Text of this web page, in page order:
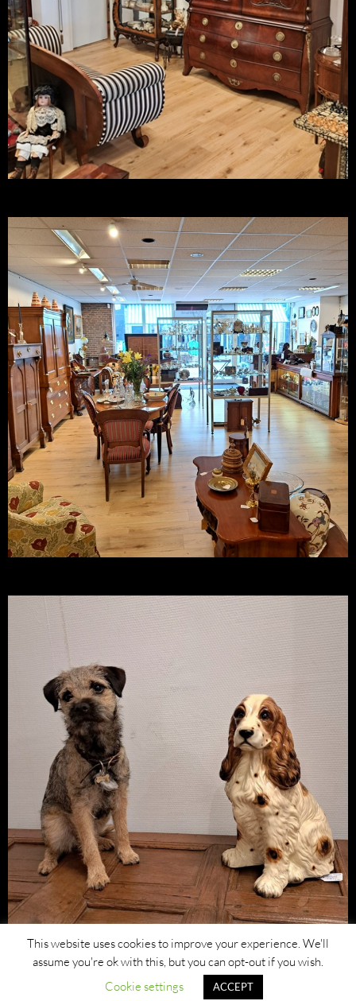
Ondersteund door WordPress
This website uses cookies to improve your experience. We'll
assume you're ok with this, but you can opt-out if you wish.
Cookie settings
ACCEPT